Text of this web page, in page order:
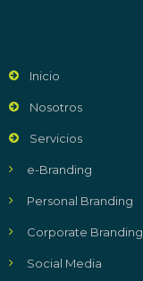
Inicio
Nosotros
Servicios
e-Branding
Personal Branding
Corporate Branding
Social Media